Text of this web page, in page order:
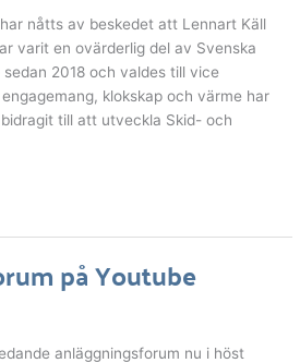
nåtts av beskedet att Lennart Käll
varit en ovärderlig del av Svenska
2018 och valdes till vice
klokskap och värme har
till att utveckla Skid- och
på Youtube
anläggningsforum nu i höst